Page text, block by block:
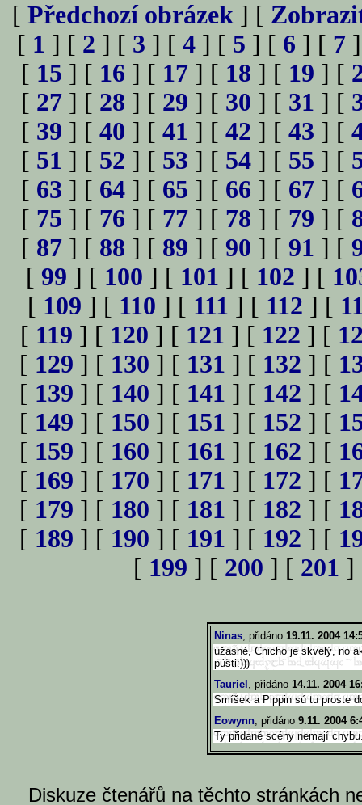
[ Předchozí obrázek ] [
[ 1 ] [ 2 ] [ 3 ] [ 4 ] [ 5 ] [ 6 ] [ 7
[ 15 ] [ 16 ] [ 17 ] [ 18 ] [ 19 ] [
[ 27 ] [ 28 ] [ 29 ] [ 30 ] [ 31 ] [
[ 39 ] [ 40 ] [ 41 ] [ 42 ] [ 43 ] [
[ 51 ] [ 52 ] [ 53 ] [ 54 ] [ 55 ] [
[ 63 ] [ 64 ] [ 65 ] [ 66 ] [ 67 ] [
[ 75 ] [ 76 ] [ 77 ] [ 78 ] [ 79 ] [
[ 87 ] [ 88 ] [ 89 ] [ 90 ] [ 91 ] [
[ 99 ] [ 100 ] [ 101 ] [ 102 ] [
[ 109 ] [ 110 ] [ 111 ] [ 112 ] [
[ 119 ] [ 120 ] [ 121 ] [ 122 ] [
[ 129 ] [ 130 ] [ 131 ] [ 132 ] [
[ 139 ] [ 140 ] [ 141 ] [ 142 ] [
[ 149 ] [ 150 ] [ 151 ] [ 152 ] [
[ 159 ] [ 160 ] [ 161 ] [ 162 ] [
[ 169 ] [ 170 ] [ 171 ] [ 172 ] [
[ 179 ] [ 180 ] [ 181 ] [ 182 ] [
[ 189 ] [ 190 ] [ 191 ] [ 192 ] [
[ 199 ] [ 200 ] [ 201 ]
Ninas, přidáno 19.11. 2004
úžasné, Chicho je skvelý, no
púšti:)))
Tauriel , přidáno 14.11. 2004
Smíšek a Pippin sú tu proste
Eowynn, přidáno 9.11. 2004
Ty přidané scény nemají
Diskuze čtenářů na těchto stránkách